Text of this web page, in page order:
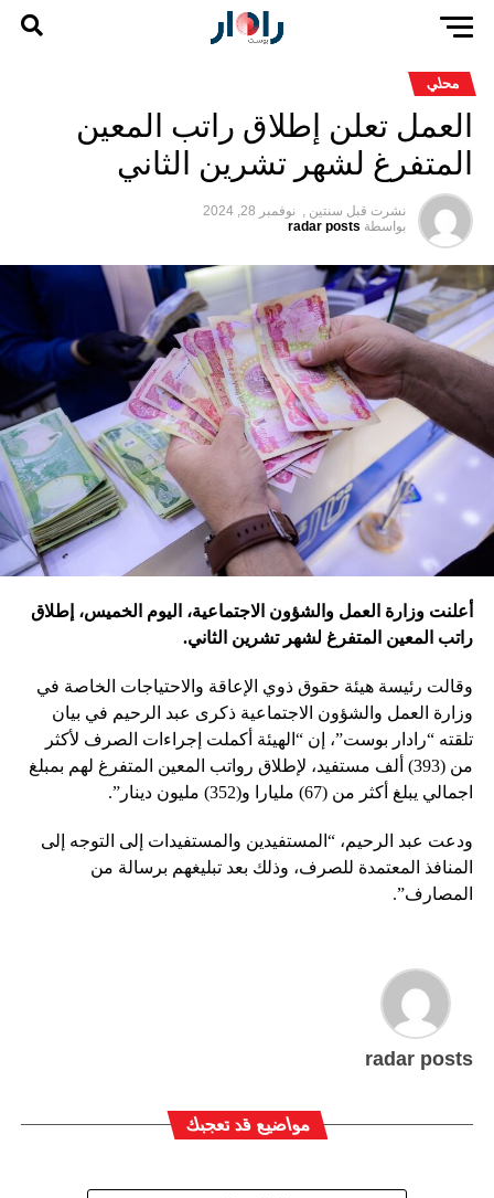
محلي
العمل تعلن إطلاق راتب المعين
المتفرغ لشهر تشرين الثاني
نشرت قبل سنتين , نوفمبر 28, 2024
بواسطة radar posts
أعلنت وزارة العمل والشؤون الاجتماعية، اليوم الخميس، إطلاق
راتب المعين المتفرغ لشهر تشرين الثاني.
وقالت رئيسة هيئة حقوق ذوي الإعاقة والاحتياجات الخاصة في
وزارة العمل والشؤون الاجتماعية ذكرى عبد الرحيم في بيان
تلقته “رادار بوست”، إن “الهيئة أكملت إجراءات الصرف لأكثر
من (393) ألف مستفيد، لإطلاق رواتب المعين المتفرغ لهم بمبلغ
اجمالي يبلغ أكثر من (67) مليارا و(352) مليون دينار”.
ودعت عبد الرحيم، “المستفيدين والمستفيدات إلى التوجه إلى
المنافذ المعتمدة للصرف، وذلك بعد تبليغهم برسالة من
المصارف”.
radar posts
مواضيع قد تعجبك